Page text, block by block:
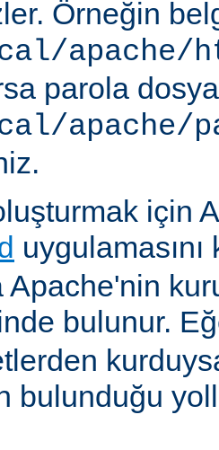
Örneğin
apache/
parola
apache/
için
Apache'nin
bulunur.
bulunduğu